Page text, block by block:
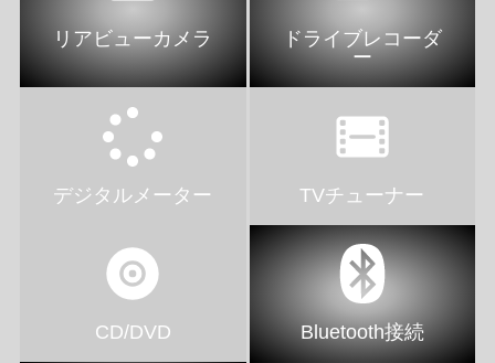
リアビューカメラ
ドライブレコーダ
ー
デジタルメーター TVチューナー
CD/DVD Bluetooth接続